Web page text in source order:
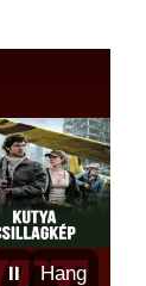
⏸ Hang